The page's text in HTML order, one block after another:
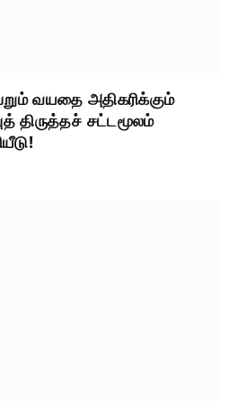
வயதை அதிகரிக்கும்
திருத்தச் சட்டமூலம்